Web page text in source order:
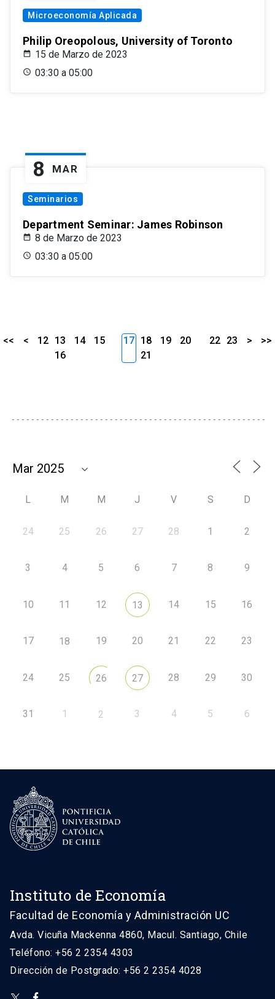
Microeconomía Aplicada
Philip Oreopolous, University of Toronto
15 de Marzo de 2023
03:30 a 05:00
8 MAR
Seminarios
Department Seminar: James Robinson
8 de Marzo de 2023
03:30 a 05:00
<< < 12 13 14
15
16
17 18 19
20
21
22 23 > >>
L M M J V S D
24 25 26 27 28 1 2
3 4 5 6 7 8 9
10 11 12 13 14 15 16
17 18 19 20 21 22 23
24 25 26 27 28 29 30
31 1 2 3 4 5 6
Instituto de Economía
Facultad de Economía y Administración UC
Avda. Vicuña Mackenna 4860, Macul. Santiago, Chile
Teléfono: +56 2 2354 4303
Dirección de Postgrado: +56 2 2354 4028